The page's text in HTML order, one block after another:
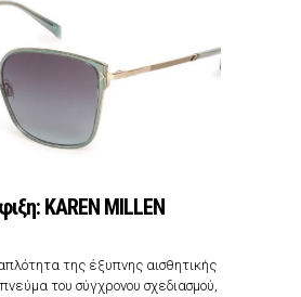
ΚΑREN MILLEN
της έξυπνης αισθητικής
του σύγχρονου σχεδιασμού,